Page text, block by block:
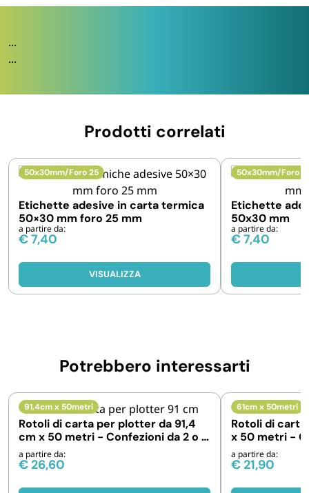
...
...
Prodotti correlati
50x30mm/Foro 25
Etichette adesive in carta termica
50×30 mm foro 25 mm
a partire da:
€7,40
VISUALIZZA
50x30mm/Foro
Etichette
50x30 mm
a partire da:
€7,40
Potrebbero interessarti
91,4cm x 50metri
Rotoli di carta per plotter da 91,4
cm x 50 metri - Confezioni da 2 o 4
rotoli
a partire da:
€ 26,60
61cm x 50metri
Rotoli di
x 50 metri -
rotoli
a partire da:
€ 21,90